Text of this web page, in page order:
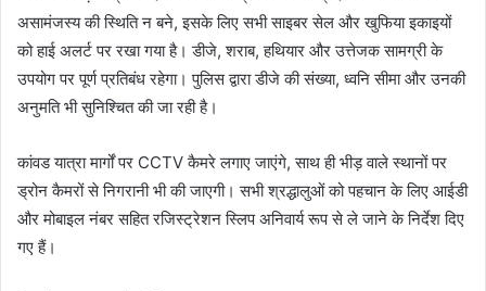
असामंजस्य की स्थिति न बने, इसके लिए सभी साइबर सेल और खुफिया इकाइयों
को हाई अलर्ट पर रखा गया है। डीजे, शराब, हथियार और उत्तेजक सामग्री के
उपयोग पर पूर्ण प्रतिबंध रहेगा। पुलिस द्वारा डीजे की संख्या, ध्वनि सीमा और उनकी
अनुमति भी सुनिश्चित की जा रही है।
कांवड यात्रा मार्गों पर CCTV कैमरे लगाए जाएंगे, साथ ही भीड़ वाले स्थानों पर
ड्रोन कैमरों से निगरानी भी की जाएगी। सभी श्रद्धालुओं को पहचान के लिए आईडी
और मोबाइल नंबर सहित रजिस्ट्रेशन स्लिप अनिवार्य रूप से ले जाने के निर्देश दिए
गए हैं।